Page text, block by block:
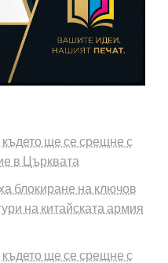
ще се срещне с
в Църквата
блокиране на ключов
на китайската армия
ще се срещне с